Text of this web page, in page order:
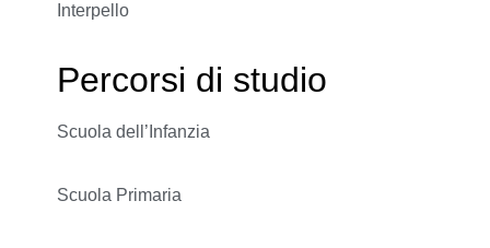
Interpello
Percorsi di studio
Scuola dell’Infanzia
Scuola Primaria